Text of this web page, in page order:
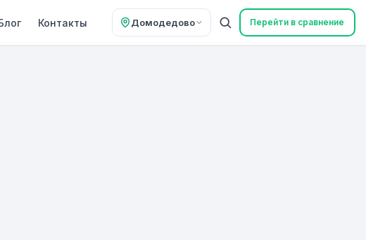
Контакты Домодедово Перейти в сравнение